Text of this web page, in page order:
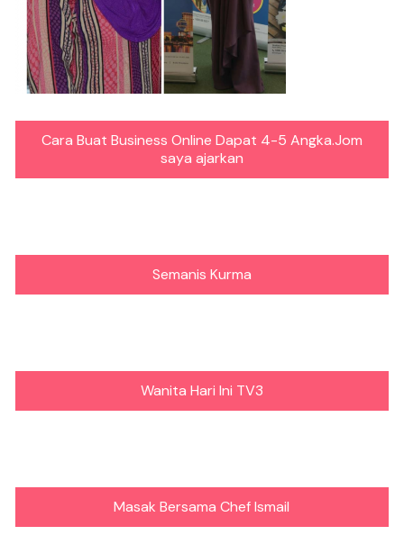
Cara Buat Business Online Dapat 4-5 Angka.Jom
saya ajarkan
Semanis Kurma
Wanita Hari Ini TV3
Masak Bersama Chef Ismail